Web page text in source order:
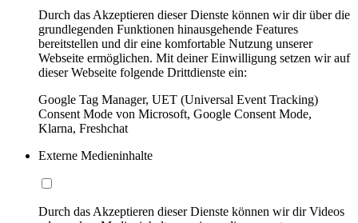
Durch das Akzeptieren dieser Dienste können wir dir über die
grundlegenden Funktionen hinausgehende Features
bereitstellen und dir eine komfortable Nutzung unserer
Webseite ermöglichen. Mit deiner Einwilligung setzen wir auf
dieser Webseite folgende Drittdienste ein:
Google Tag Manager, UET (Universal Event Tracking)
Consent Mode von Microsoft, Google Consent Mode,
Klarna, Freshchat
Externe Medieninhalte
Durch das Akzeptieren dieser Dienste können wir dir Videos